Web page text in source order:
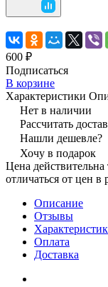
600 ₽
Подписаться
В корзине
Характеристики
Нет в наличии
Рассчитать
Нашли дешевле?
Хочу в подарок
Цена
отличаться от цен
Описание
Отзывы
Оплата
Доставка